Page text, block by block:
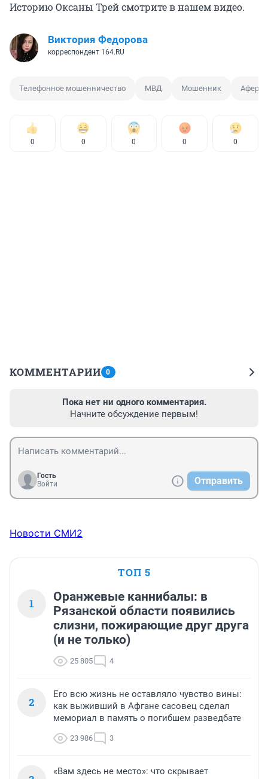
Историю Оксаны Трей смотрите в нашем видео.
Виктория Федорова
корреспондент 164.RU
Телефонное мошенничество МВД Мошенник
0 0 0 0 0
КОММЕНТАРИИ 0
Пока нет ни одного комментария.
Начните обсуждение первым!
Гость
Войти
Отправить
Новости СМИ2
ТОП 5
1
Оранжевые каннибалы: в
Рязанской области появились
слизни, пожирающие друг друга
(и не только)
25 805 4
2
Его всю жизнь не оставляло чувство вины:
как выживший в Афгане сасовец сделал
мемориал в память о погибшем разведбате
23 986 3
«Вам здесь не место»: что скрывает